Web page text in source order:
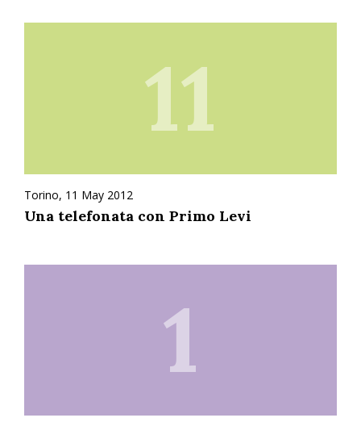
11
Torino, 11 May 2012
Una telefonata con Primo Levi
1